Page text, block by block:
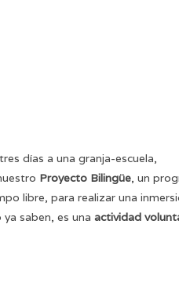
días a una granja-escuela,
Proyecto Bilingüe, un
libre, para realizar una
saben, es una actividad